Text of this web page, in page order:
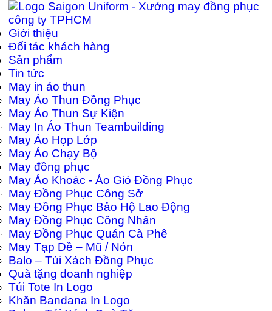
Giới thiệu
Đối tác khách hàng
Sản phẩm
Tin tức
May in áo thun
May Áo Thun Đồng Phục
May Áo Thun Sự Kiện
May In Áo Thun Teambuilding
May Áo Họp Lớp
May Áo Chạy Bộ
May đồng phục
May Áo Khoác - Áo Gió Đồng Phục
May Đồng Phục Công Sở
May Đồng Phục Bảo Hộ Lao Động
May Đồng Phục Công Nhân
May Đồng Phục Quán Cà Phê
May Tạp Dề – Mũ / Nón
Balo – Túi Xách Đồng Phục
Quà tặng doanh nghiệp
Túi Tote In Logo
Khăn Bandana In Logo